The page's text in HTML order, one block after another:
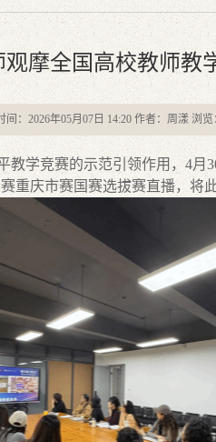
摩全国高校教师教
间：2026年05月07日 14:20 作者：周漾 浏览
教学竞赛的示范引领作用，4月
重庆市赛国赛选拔赛直播，将